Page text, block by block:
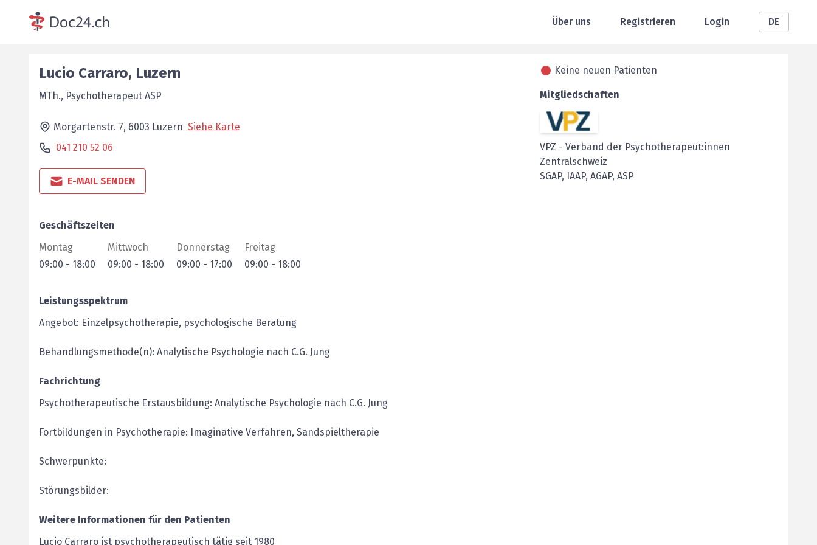
Über uns Registrieren Login DE
Lucio Carraro, Luzern
MTh., Psychotherapeut ASP
Morgartenstr. 7, 6003 Luzern Siehe Karte
041 210 52 06
E-MAIL SENDEN
Geschäftszeiten
Montag
09:00 - 18:00
Mittwoch
09:00 - 18:00
Donnerstag
09:00 - 17:00
Freitag
09:00 - 18:00
Leistungsspektrum
Angebot: Einzelpsychotherapie, psychologische Beratung
Behandlungsmethode(n): Analytische Psychologie nach C.G. Jung
Fachrichtung
Psychotherapeutische Erstausbildung: Analytische Psychologie nach C.G. Jung
Fortbildungen in Psychotherapie: Imaginative Verfahren, Sandspieltherapie
Schwerpunkte:
Störungsbilder:
Weitere Informationen für den Patienten
Lucio Carraro ist psychotherapeutisch tätig seit 1980
Keine neuen Patienten
Mitgliedschaften
VPZ - Verband der Psychotherapeut:innen
Zentralschweiz
SGAP, IAAP, AGAP, ASP